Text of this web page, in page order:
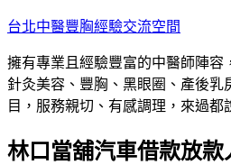
跳
主
要
內
台北中醫豐胸經驗交流空間
擁有專業且經驗豐富的中醫師陣容
針灸美容、豐胸、黑眼圈、產後乳
目，服務親切、有感調理，來過都
林口當舖汽車借款放